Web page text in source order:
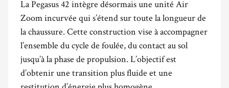
La Pegasus 42 intègre désormais une unité Air
Zoom incurvée qui s’étend sur toute la longueur de
la chaussure. Cette construction vise à accompagner
l’ensemble du cycle de foulée, du contact au sol
jusqu’à la phase de propulsion. L’objectif est
d’obtenir une transition plus fluide et une